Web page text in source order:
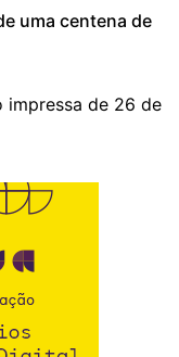
uma centena de
de 26 de